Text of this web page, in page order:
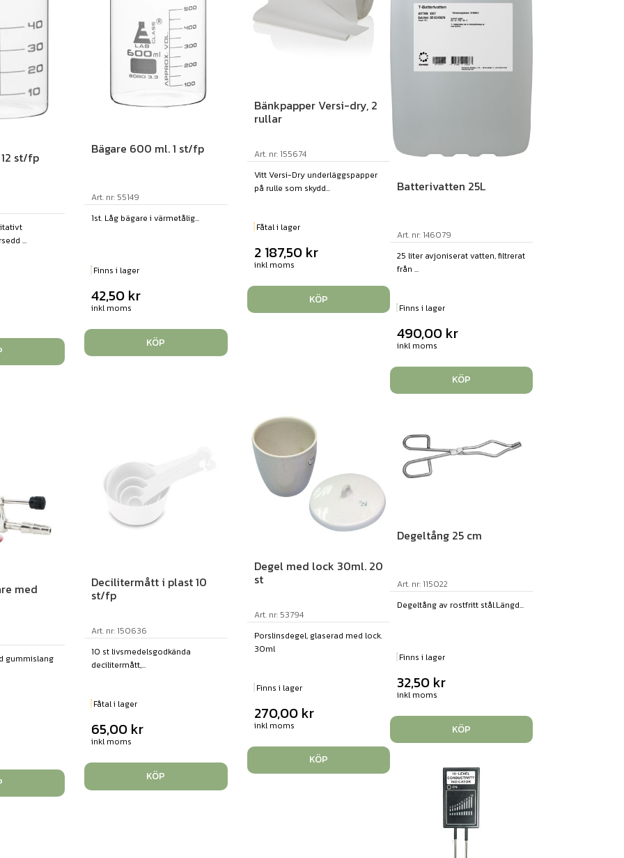
st/fp
...
Bägare 600 ml. 1 st/fp
Art. nr: 55149
1st. Låg bägare i värmetålig...
Finns i lager
42,50 kr
inkl moms
KÖP
Bänkpapper Versi-dry, 2
rullar
Art. nr: 155674
Vitt Versi-Dry underläggspapper
på rulle som skydd...
Fåtal i lager
2 187,50 kr
inkl moms
KÖP
Batterivatten 25L
Art. nr: 146079
25 liter avjoniserat vatten, filtrerat
från ...
Finns i lager
490,00 kr
inkl moms
KÖP
med
gummislang
Decilitermått i plast 10
st/fp
Art. nr: 150636
10 st livsmedelsgodkända
decilitermått,...
Fåtal i lager
65,00 kr
inkl moms
KÖP
Degel med lock 30ml. 20
st
Art. nr: 53794
Porslinsdegel, glaserad med lock.
30ml
Finns i lager
270,00 kr
inkl moms
KÖP
Degeltång 25 cm
Art. nr: 115022
Degeltång av rostfritt stål.Längd...
Finns i lager
32,50 kr
inkl moms
KÖP